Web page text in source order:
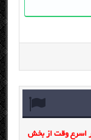
اسرع وقت از بخش